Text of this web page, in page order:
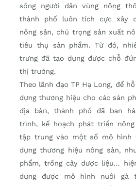
sống người dân vùng nông
thành phố luôn tích cực xây
nông sản, chú trọng sản xuất
tiêu thụ sản phẩm. Từ đó,
trưng đã tạo dựng được chỗ
thị trường.
Theo lãnh đạo TP Hạ Long, để
dựng thương hiệu cho các sản
địa bàn, thành phố đã ban
trình, kế hoạch phát triển
tập trung vào một số mô hình
dựng thương hiệu nông sản,
phẩm, trồng cây dược liệu…
dựng được mô hình nuôi gà